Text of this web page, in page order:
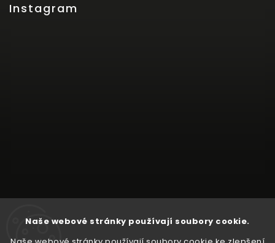
Naše webové stránky používají soubory cookie.
Instagram